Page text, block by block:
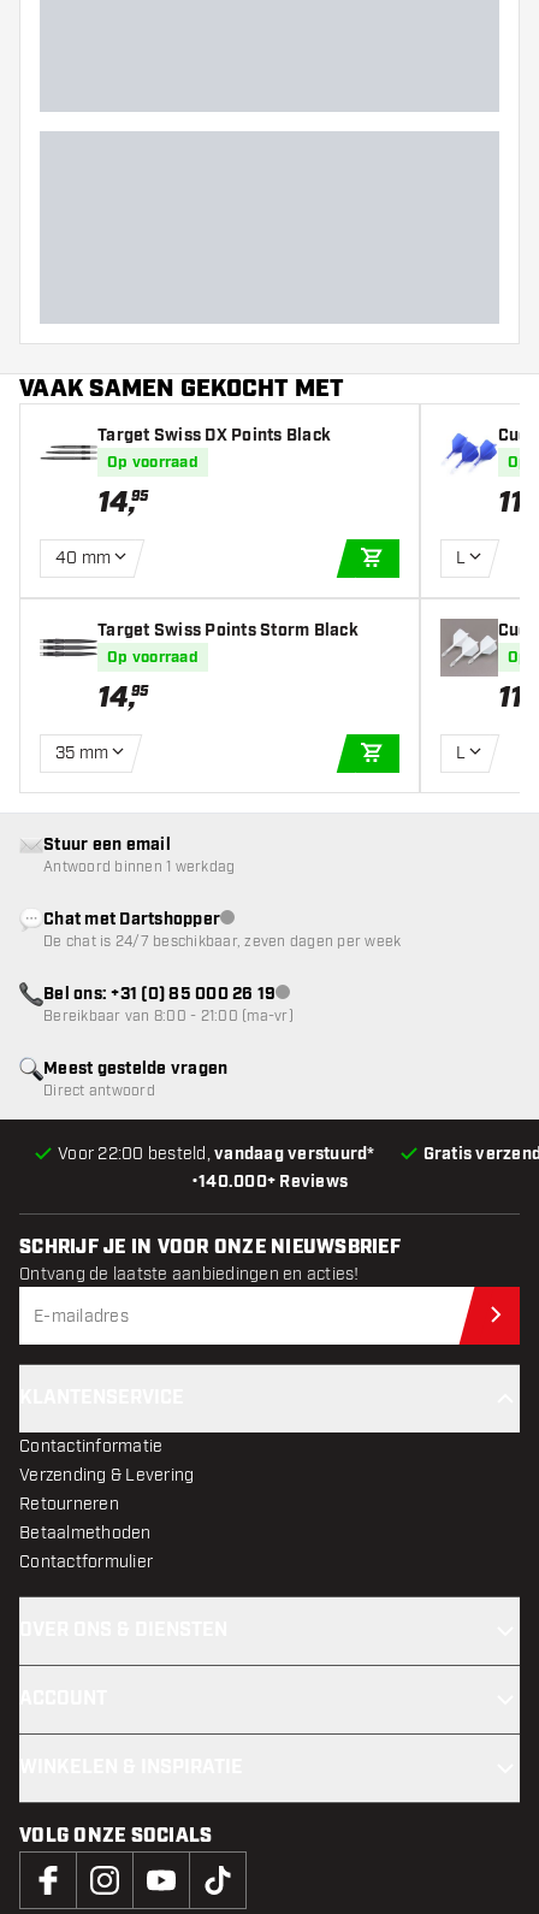
VAAK SAMEN GEKOCHT MET
Target Swiss DX Points Black
Op voorraad
14,95
40 mm
IN WINKELWAGEN
Target Swiss Points Storm Black
Op voorraad
14,95
35 mm
IN WINKELWAGEN
Op
11
L
Op
11
L
•140.000+ Reviews
Voor 22:00 besteld,vandaag verstuurd* Gratis
Meest gestelde vragen
Direct antwoord
Stuur een email
Antwoord binnen 1 werkdag
Chat met Dartshopperklantenservice niet beschikbaar
De chat is 24/7 beschikbaar, zeven dagen per week
Bel ons: +31 (0) 85 000 26 19klantenservice niet beschikbaar
Bereikbaar van 8:00 - 21:00 (ma-vr)
SCHRIJF JE IN VOOR ONZE NIEUWSBRIEF
Ontvang de laatste aanbiedingen en acties!
Contactinformatie
Verzending & Levering
Retourneren
Betaalmethoden
Contactformulier
VOLG ONZE SOCIALS